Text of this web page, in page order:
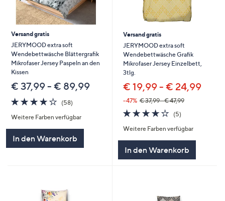
Versand gratis
JERYMOOD extra soft
Wendebettwäsche Blättergrafik
Mikrofaser Jersey Paspeln an den
Kissen
€ 37,99 - € 89,99
4.1
von
5
(58)
Weitere Farben verfügbar
In den Warenkorb
Versand gratis
JERYMOOD extra soft
Wendebettwäsche Grafik
Mikrofaser Jersey Einzelbett,
3tlg.
€ 19,99 - € 24,99
--47% € 37,99 - € 47,99
4.0
von
5
(5)
Weitere Farben verfügbar
In den Warenkorb